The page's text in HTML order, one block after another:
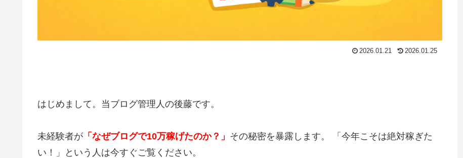
2026.01.21 2026.01.25
はじめまして。当ブログ管理人の後藤です。
未経験者が 「なぜブログで10万稼げたのか？」 その秘密を暴露します。 「今年こそは絶対稼ぎた
い！」という人は今すぐご覧ください。